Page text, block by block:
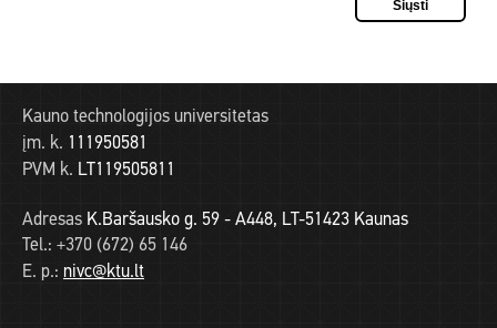
Kauno technologijos universitetas
įm. k. 111950581
PVM k. LT119505811
Adresas K.Baršausko g. 59 - A448, LT-51423 Kaunas
Tel.: +370 (672) 65 146
E. p.: nivc@ktu.lt